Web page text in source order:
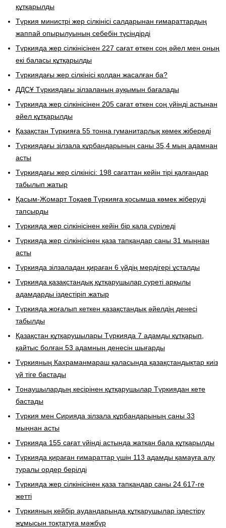
құтқарылды
Түркия министрі жер сілкінісі салдарынан ғимараттардың
жаппай опырылуының себебін түсіндірді
Түркияда жер сілкінісінен 227 сағат өткен соң әйел мен оның
екі баласы құтқарылды
Түркиядағы жер сілкінісі қолдан жасалған ба?
ДДСҰ Түркиядағы зілзаланың ауқымын бағалады
Түркияда жер сілкінісінен 205 сағат өткен соң үйінді астынан
әйел құтқарылды
Қазақстан Түркияға 55 тонна гуманитарлық көмек жібереді
Түркиядағы зілзала құрбандарының саны 35,4 мың адамнан
асты
Түркиядағы жер сілкінісі: 198 сағаттан кейін тірі қалғандар
табылып жатыр
Қасым-Жомарт Тоқаев Түркияға қосымша көмек жіберуді
тапсырды
Түркияда жер сілкінісінен кейін бір қала сүріледі
Түркияда жер сілкінісінен қаза тапқандар саны 31 мыңнан
асты
Түркияда зілзаладан қираған 6 үйдің мердігері ұсталды
Түркияда қазақстандық құтқарушылар суреті арқылы
адамдарды іздестіріп жатыр
Түркияда жоғалып кеткен қазақстандық әйелдің денесі
табылды
Қазақстан құтқарушылары Түркияда 7 адамды құтқарып,
қайтыс болған 53 адамның денесін шығарды
Түркияның Кахраманмараш қаласында қазақстандықтар киіз
үй тіге бастады
Тонаушылардың кесірінен құтқарушылар Түркиядан кете
бастады
Түркия мен Сирияда зілзала құрбандарының саны 33
мыңнан асты
Түркияда 155 сағат үйінді астында жатқан бала құтқарылды
Түркияда қираған ғимараттар үшін 113 адамды қамауға алу
туралы ордер берілді
Түркияда жер сілкінісінен қаза тапқандар саны 24 617-ге
жетті
Түркияның кейбір аудандарында құтқарушылар іздестіру
жұмысын тоқтатуға мәжбүр